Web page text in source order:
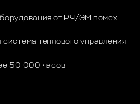
от РЧ/ЭМ помех
система теплового управления
50 000 часов